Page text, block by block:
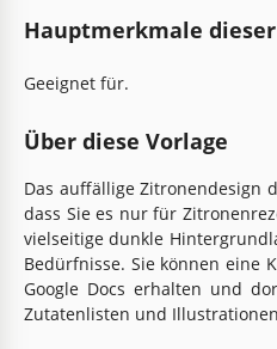
Hauptmerkmale
Geeignet für.
Über diese Vorlage
Das auffällige Zitronendesign
dass Sie es nur für
vielseitige dunkle
Bedürfnisse. Sie können eine
Google Docs erhalten und
Zutatenlisten und